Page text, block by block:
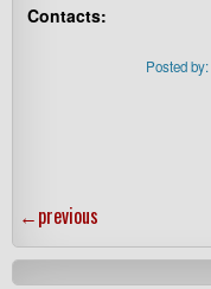
Contacts:
Posted by:
←previous